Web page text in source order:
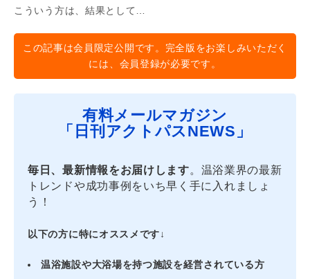
こういう方は、結果として…
この記事は会員限定公開です。完全版をお楽しみいただく
には、会員登録が必要です。
有料メールマガジン
「日刊アクトパスNEWS」
毎日、最新情報をお届けします。温浴業界の最新
トレンドや成功事例をいち早く手に入れましょ
う！
以下の方に特にオススメです↓
温浴施設や大浴場を持つ施設を経営されている方